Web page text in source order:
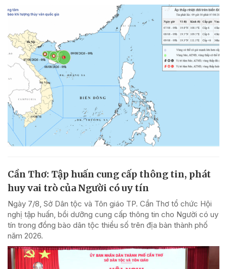
Cần Thơ: Tập huấn cung cấp thông tin, phát
huy vai trò của Người có uy tín
Ngày 7/8, Sở Dân tộc và Tôn giáo TP. Cần Thơ tổ chức Hội
nghị tập huấn, bồi dưỡng cung cấp thông tin cho Người có uy
tín trong đồng bào dân tộc thiểu số trên địa bàn thành phố
năm 2026.